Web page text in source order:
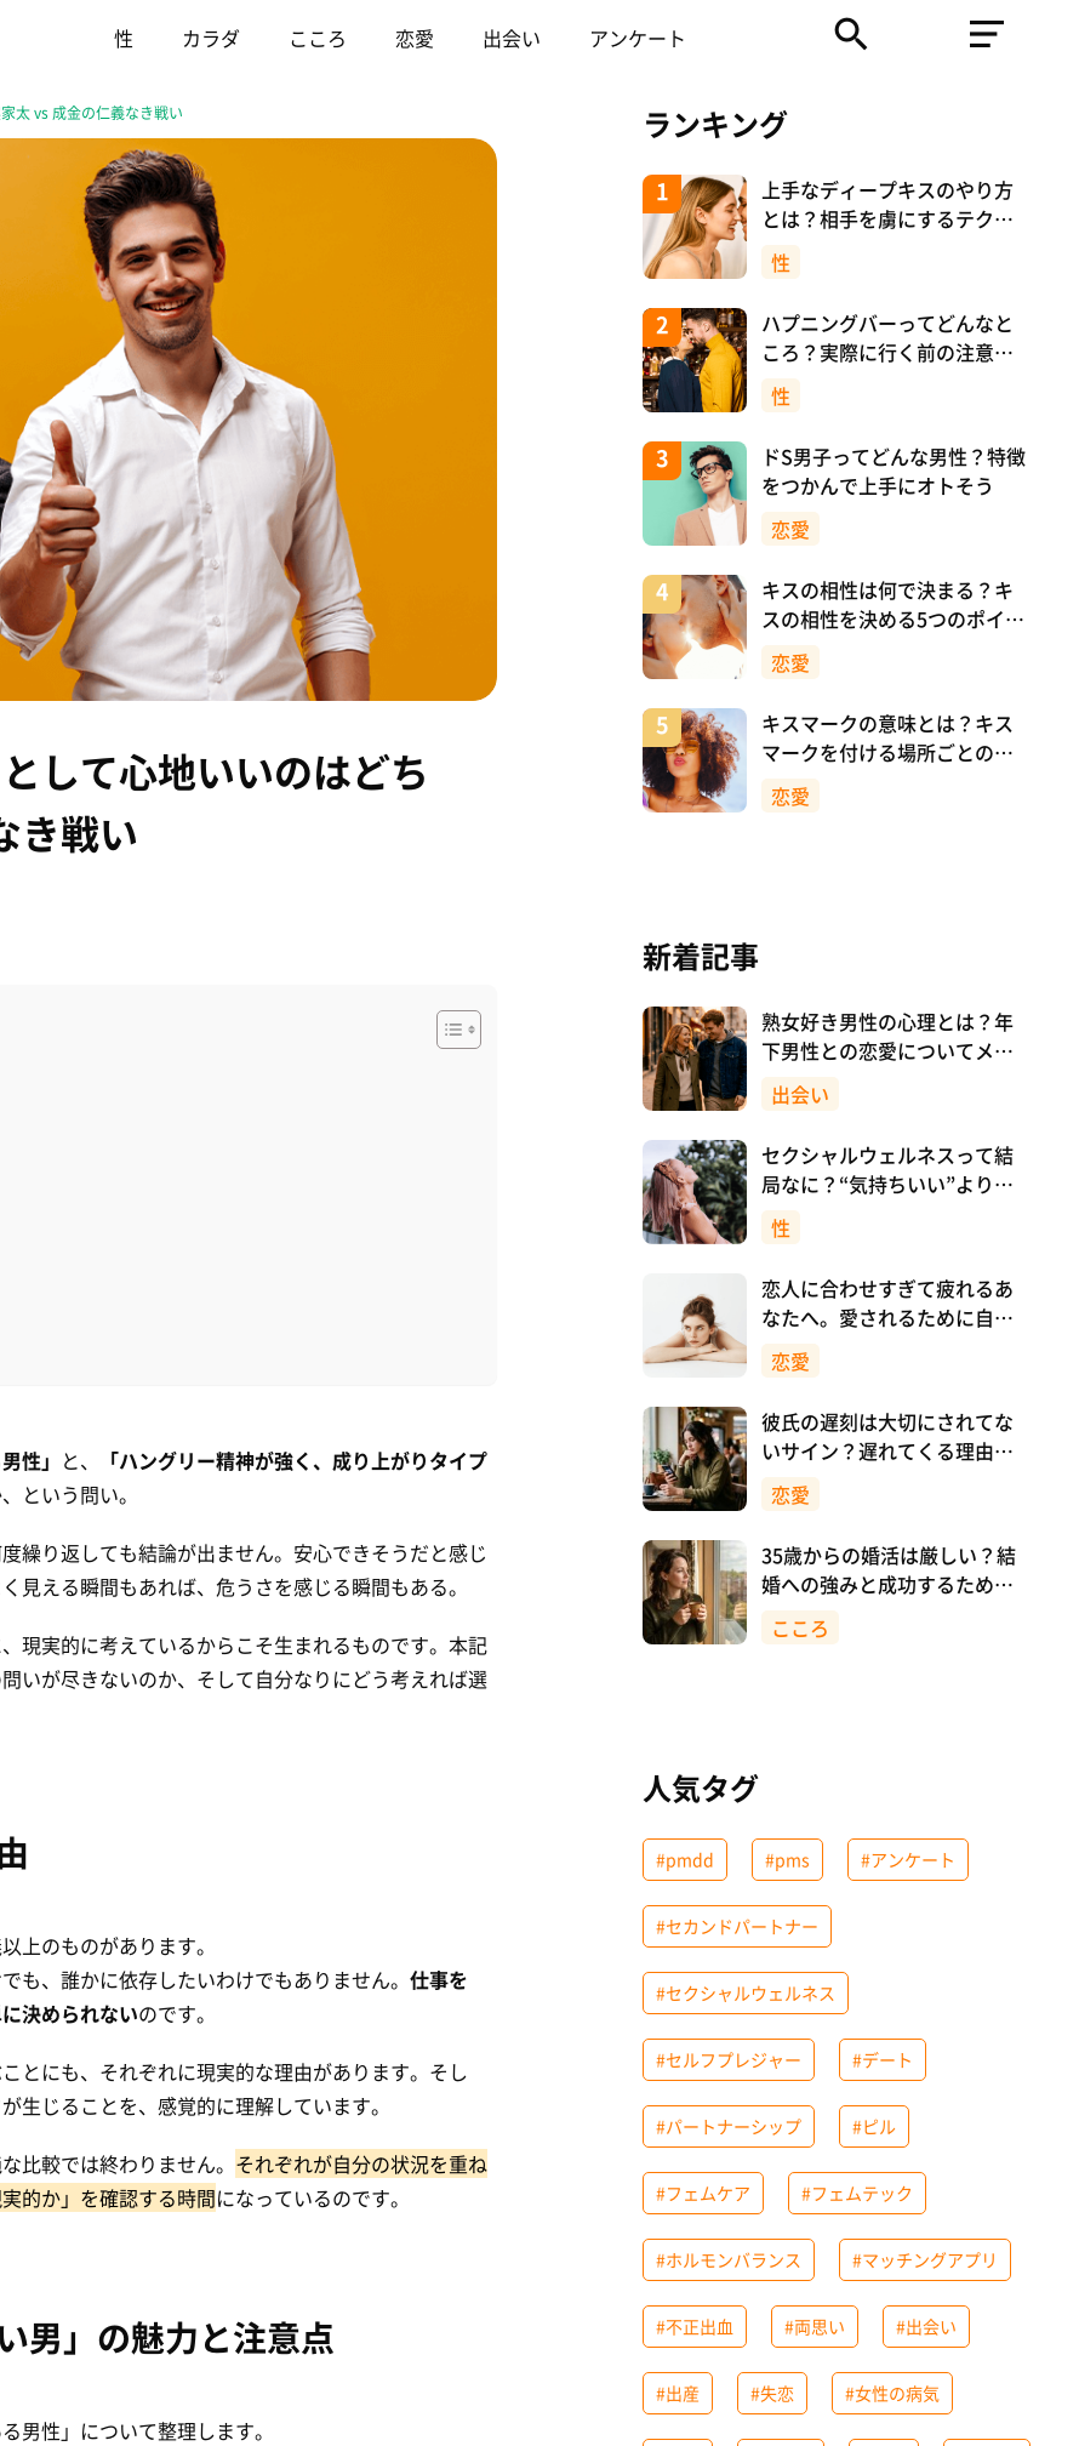
性 カラダ こころ 恋愛 出会い アンケート
太 vs 成金の仁義なき戦い
して心地いいのはどち
き戦い
性」 と、
「ハングリー精神が強く、成り上がりタイプ
という問い。
繰り返しても結論が出ません。安心できそうだと感じ
見える瞬間もあれば、危うさを感じる瞬間もある。
現実的に考えているからこそ生まれるものです。本記
いが尽きないのか、そして自分なりにどう考えれば選
上のものがあります。
も、誰かに依存したいわけでもありません。 仕事を
決められないのです。
とにも、それぞれに現実的な理由があります。そし
生じることを、感覚的に理解しています。
比較では終わりません。 それぞれが自分の状況を重ね
的か」を確認する時間になっているのです。
男」の魅力と注意点
男性」について整理します。
ランキング
上手なディープキスのやり方
とは？相手を虜にするテクニ
ックを紹介！
性
ハプニングバーってどんなと
ころ？実際に行く前の注意や
マナーについて！
性
ドS男子ってどんな男性？特徴
をつかんで上手にオトそう
恋愛
キスの相性は何で決まる？キ
スの相性を決める5つのポイン
ト
恋愛
キスマークの意味とは？キス
マークを付ける場所ごとの意
味を詳しく解説
恋愛
新着記事
熟女好き男性の心理とは？年
下男性との恋愛についてメリ
ットも解説！
出会い
セクシャルウェルネスって結
局なに？“気持ちいい”より先
に、自分を大切にすること
性
恋人に合わせすぎて疲れるあ
なたへ。愛されるために自分
を消さない恋愛のつくり方
恋愛
彼氏の遅刻は大切にされてな
いサイン？遅れてくる理由と
対処法
恋愛
35歳からの婚活は厳しい？結
婚への強みと成功するために
意識したいこと
こころ
人気タグ
#pmdd #pms #アンケート
#セカンドパートナー
#セクシャルウェルネス
#セルフプレジャー #デート
#パートナーシップ #ピル
#フェムケア #フェムテック
#ホルモンバランス #マッチングアプリ
#不正出血 #両思い #出会い
#出産 #失恋 #女性の病気